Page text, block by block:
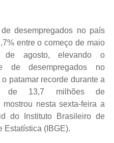
desempregados no país
entre o começo de maio
agosto, elevando o
de desempregados no
patamar recorde durante a
de 13,7 milhões de
mostrou nesta sexta-feira a
do Instituto Brasileiro de
Estatística (IBGE).